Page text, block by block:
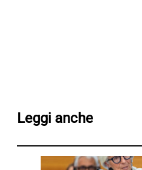
Leggi anche